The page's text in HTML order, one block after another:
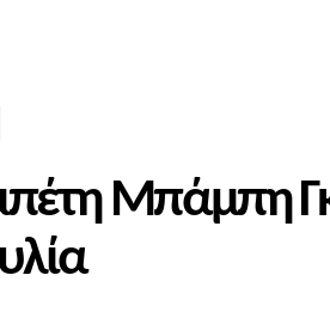
Μπάμπη